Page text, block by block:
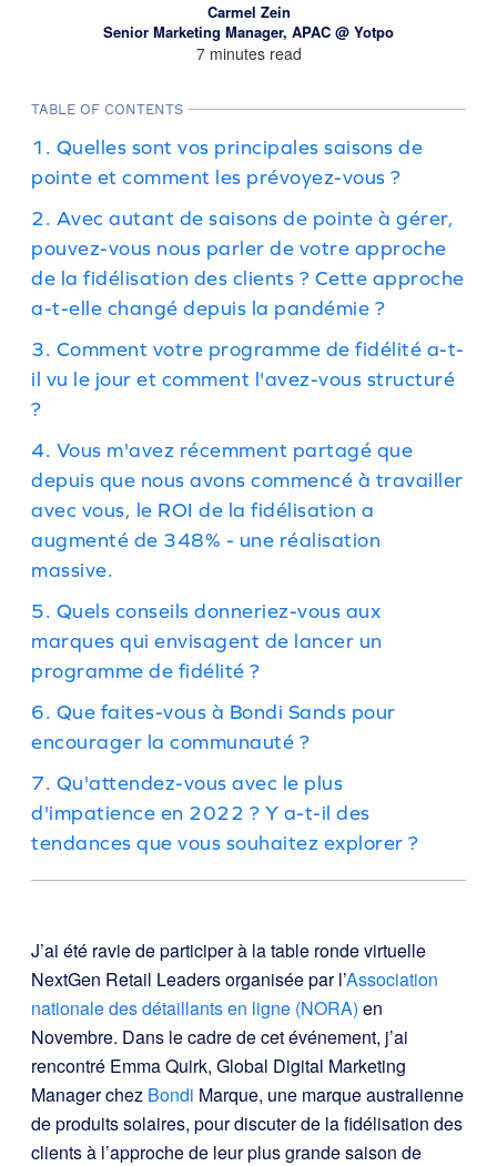
Carmel Zein
Senior Marketing Manager, APAC @ Yotpo
7 minutes read
TABLE OF CONTENTS
1. Quelles sont vos principales saisons de
pointe et comment les prévoyez-vous ?
2. Avec autant de saisons de pointe à gérer,
pouvez-vous nous parler de votre approche
de la fidélisation des clients ? Cette approche
a-t-elle changé depuis la pandémie ?
3. Comment votre programme de fidélité a-t-
il vu le jour et comment l'avez-vous structuré
?
4. Vous m'avez récemment partagé que
depuis que nous avons commencé à travailler
avec vous, le ROI de la fidélisation a
augmenté de 348% - une réalisation
massive.
5. Quels conseils donneriez-vous aux
marques qui envisagent de lancer un
programme de fidélité ?
6. Que faites-vous à Bondi Sands pour
encourager la communauté ?
7. Qu'attendez-vous avec le plus
d'impatience en 2022 ? Y a-t-il des
tendances que vous souhaitez explorer ?
J’ai été ravie de participer à la table ronde virtuelle
NextGen Retail Leaders organisée par l’Association
nationale des détaillants en ligne (NORA) en
Novembre. Dans le cadre de cet événement, j’ai
rencontré Emma Quirk, Global Digital Marketing
Manager chez Bondi Marque, une marque australienne
de produits solaires, pour discuter de la fidélisation des
clients à l’approche de leur plus grande saison de